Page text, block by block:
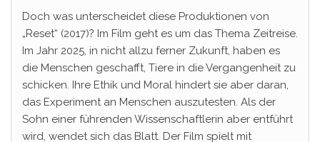
Doch was unterscheidet diese Produktionen von
„Reset“ (2017)? Im Film geht es um das Thema Zeitreise.
Im Jahr 2025, in nicht allzu ferner Zukunft, haben es
die Menschen geschafft, Tiere in die Vergangenheit zu
schicken. Ihre Ethik und Moral hindert sie aber daran,
das Experiment an Menschen auszutesten. Als der
Sohn einer führenden Wissenschaftlerin aber entführt
wird, wendet sich das Blatt. Der Film spielt mit